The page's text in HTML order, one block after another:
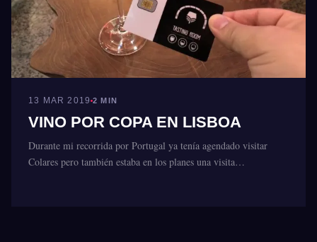
13 MAR 2019 2 MIN
VINO POR COPA EN LISBOA
Durante mi recorrida por Portugal ya tenía agendado visitar
Colares pero también estaba en los planes una visita…